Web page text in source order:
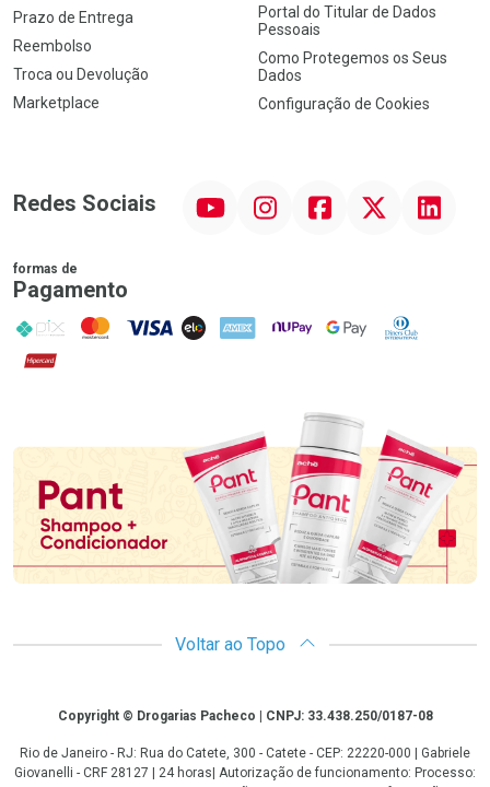
Prazo de Entrega
Reembolso
Troca ou Devolução
Marketplace
Portal do Titular de Dados
Pessoais
Como Protegemos os Seus
Dados
Configuração de Cookies
Redes Sociais InstagramFacebook Linkedin
formas de
Pagamento
PIX MasterCard
VISA ELO AMEX NuPay Google PayDiners Club
Hipercard
Voltar ao Topo
CopyrightCopyright © Drogarias Pacheco | CNPJ: 33.438.250/0187-08
Rio de Janeiro - RJ: Rua do Catete, 300 - Catete - CEP: 22220-000 | Gabriele
Giovanelli - CRF 28127 | 24 horas| Autorização de funcionamento: Processo: